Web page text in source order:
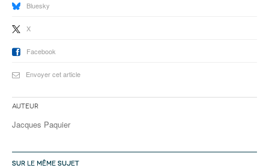
Bluesky
X
Facebook
Envoyer cet article
Auteur
Jacques Paquier
SUR LE MÊME SUJET